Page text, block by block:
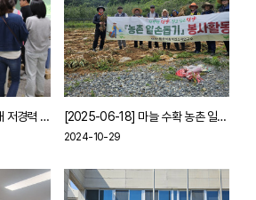
[2025-06-25] 단양 관내 저경력 교사 교육지원 [2025-06-18] 마늘 수확 농촌 일손돕기
2024-10-29